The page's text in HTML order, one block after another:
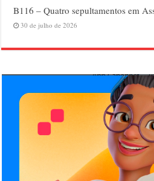
B116 – Quatro sepultamentos em
30 de julho de 2026